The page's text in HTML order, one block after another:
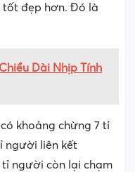
tốt đẹp hơn. Đó là
Dài Nhịp Tính
khoảng chừng 7 tỉ
người liên kết
tỉ người còn lại chạm